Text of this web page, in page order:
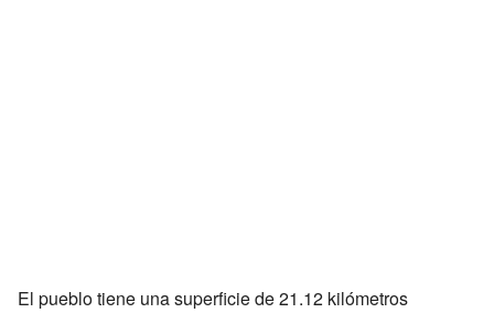
El pueblo tiene una superficie de 21.12 kilómetros